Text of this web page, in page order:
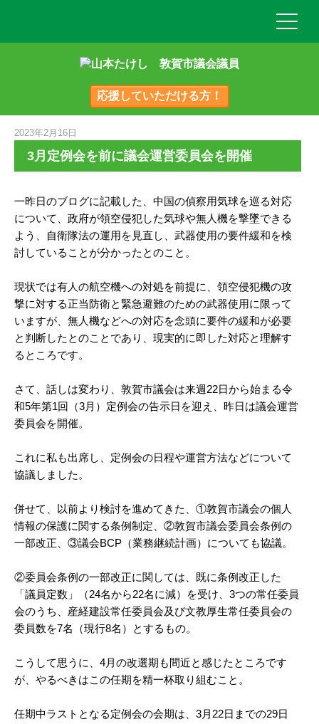
応援していただける方！
2023年2月16日
3月定例会を前に議会運営委員会を開催
一昨日のブログに記載した、中国の偵察用気球を巡る対応
について、政府が領空侵犯した気球や無人機を撃墜できる
よう、自衛隊法の運用を見直し、武器使用の要件緩和を検
討していることが分かったとのこと。
現状では有人の航空機への対処を前提に、領空侵犯機の攻
撃に対する正当防衛と緊急避難のための武器使用に限って
いますが、無人機などへの対応を念頭に要件の緩和が必要
と判断したとのことであり、現実的に即した対応と理解す
るところです。
さて、話しは変わり、敦賀市議会は来週22日から始まる令
和5年第1回（3月）定例会の告示日を迎え、昨日は議会運営
委員会を開催。
これに私も出席し、定例会の日程や運営方法などについて
協議しました。
併せて、以前より検討を進めてきた、①敦賀市議会の個人
情報の保護に関する条例制定、②敦賀市議会委員会条例の
一部改正、③議会BCP（業務継続計画）についても協議。
②委員会条例の一部改正に関しては、既に条例改正した
「議員定数」（24名から22名に減）を受け、3つの常任委員
会のうち、産経建設常任委員会及び文教厚生常任委員会の
委員数を7名（現行8名）とするもの。
こうして思うに、4月の改選期も間近と感じたところです
が、やるべきはこの任期を精一杯取り組むこと。
任期中ラストとなる定例会の会期は、3月22日までの29日